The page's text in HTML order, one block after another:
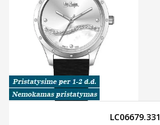
LC06679.331